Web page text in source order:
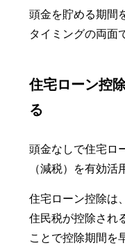
頭金を貯める期間
タイミングの両面
住宅ローン控
る
頭金なしで住宅ロ
（減税）を有効活
住宅ローン控除は
住民税が控除され
ことで控除期間を